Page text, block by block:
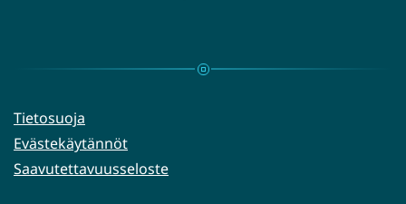
palveluun)
Tietosuoja
Evästekäytännöt
Saavutettavuusseloste